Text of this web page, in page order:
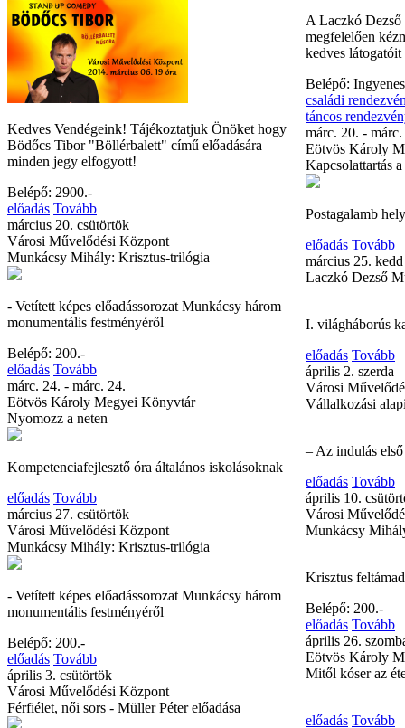
Kedves Vendégeink! Tájékoztatjuk Önöket hogy
Bödőcs Tibor "Böllérbalett" című előadására
minden jegy elfogyott!
Belépő: 2900.-
előadás Tovább
március 20. csütörtök
Városi Művelődési Központ
Munkácsy Mihály: Krisztus-trilógia
- Vetített képes előadássorozat Munkácsy három
monumentális festményéről
Belépő: 200.-
előadás Tovább
márc. 24. - márc. 24.
Eötvös Károly Megyei Könyvtár
Nyomozz a neten
Kompetenciafejlesztő óra általános iskolásoknak
előadás Tovább
március 27. csütörtök
Városi Művelődési Központ
Munkácsy Mihály: Krisztus-trilógia
- Vetített képes előadássorozat Munkácsy három
monumentális festményéről
Belépő: 200.-
előadás Tovább
április 3. csütörtök
Városi Művelődési Központ
Férfiélet, női sors - Müller Péter előadása
A Laczkó
megfelelően
kedves
Belépő: Ingyenes
családi
táncos
márc. 20. -
Eötvös Károly
Kapcsolattartás a
Postagalamb
előadás Tovább
március 25. kedd
Laczkó Dezső
I. világháborús
előadás Tovább
április 2. szerda
Városi
Vállalkozási
– Az indulás
előadás Tovább
április 10.
Városi
Munkácsy
Krisztus
Belépő: 200.-
előadás Tovább
április 26.
Eötvös Károly
Mitől kóser az
előadás Tovább